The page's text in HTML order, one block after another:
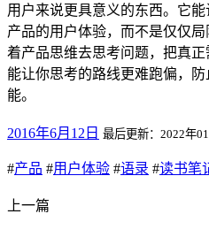
用户来说更具意义的东西。它
产品的用户体验，而不是仅仅
着产品思维去思考问题，把真正
能让你思考的路线更难跑偏，
能。
2016年6月12日 最后更新：2022年
#产品 #用户体验 #语录 #读书笔
上一篇